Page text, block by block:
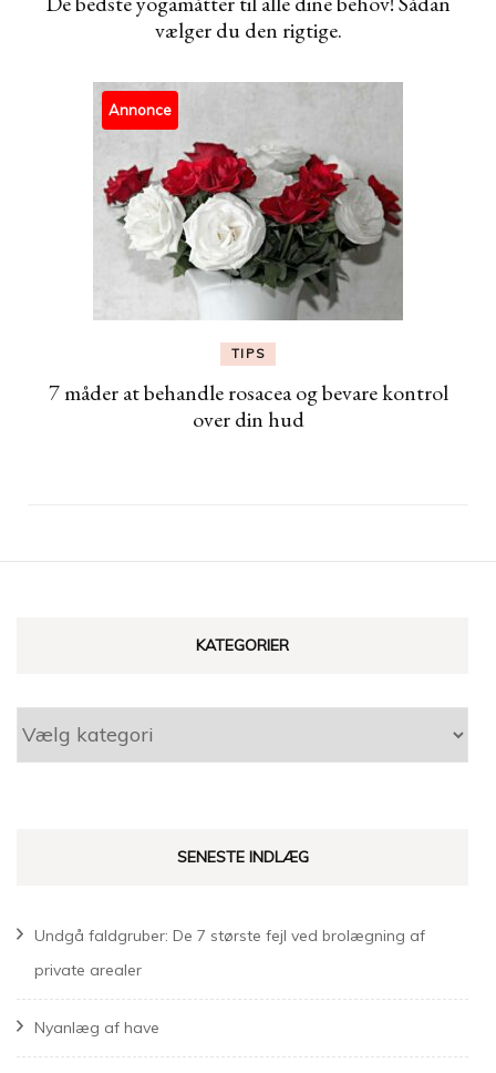
vælger du den rigtige.
Annonce
TIPS
7 måder at behandle rosacea og bevare kontrol
over din hud
KATEGORIER
Kategorier
SENESTE INDLÆG
Undgå faldgruber: De 7 største fejl ved brolægning af
private arealer
Nyanlæg af have